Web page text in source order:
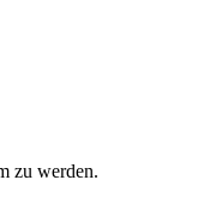
zu werden.